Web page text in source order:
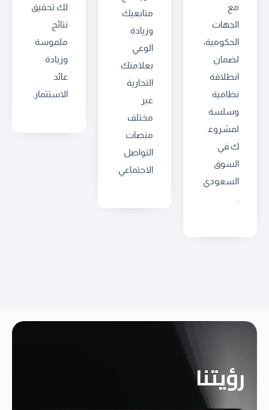
مع
الجهات
الحكومية،
لضمان
انطلاقة
نظامية
وسلسة
لمشروع
ك في
السوق
السعودي
متابعيك
وزيادة
الوعي
بعلامتك
التجارية
عبر
مختلف
منصات
التواصل
الاجتماعي.
لك تحقيق
نتائج
ملموسة
وزيادة
عائد
الاستثمار.
رؤيتنا